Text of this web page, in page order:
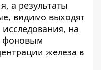
а результаты
видимо выходят
на
фоновым
железа в